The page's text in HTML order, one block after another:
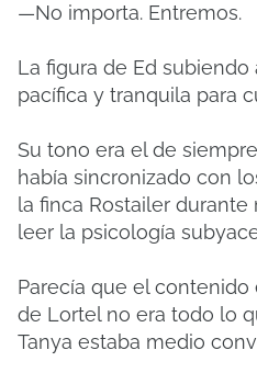
—No importa. Entremos.
La figura de Ed subiendo
pacífica y tranquila para
Su tono era el de
había sincronizado con
la finca Rostailer
leer la psicología
Parecía que el
de Lortel no era todo lo
Tanya estaba medio